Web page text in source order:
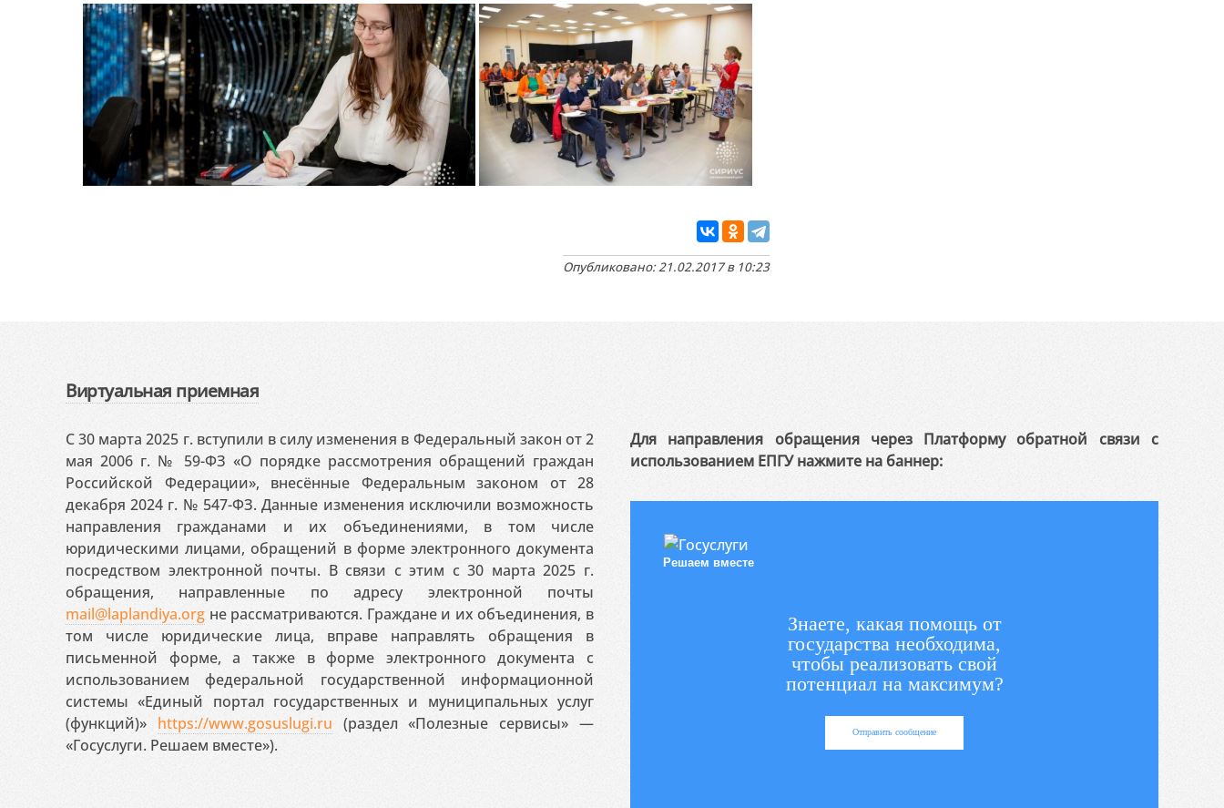
Опубликовано: 21.02.2017 в 10:23
Виртуальная приемная
С 30 марта 2025 г. вступили в силу изменения в Федеральный закон от 2
мая 2006 г. № 59-ФЗ «О порядке рассмотрения обращений граждан
Российской Федерации», внесённые Федеральным законом от 28
декабря 2024 г. № 547-ФЗ. Данные изменения исключили возможность
направления гражданами и их объединениями, в том числе
юридическими лицами, обращений в форме электронного документа
посредством электронной почты. В связи с этим с 30 марта 2025 г.
обращения, направленные по адресу электронной почты
mail@laplandiya.org не рассматриваются. Граждане и их объединения, в
том числе юридические лица, вправе направлять обращения в
письменной форме, а также в форме электронного документа с
использованием федеральной государственной информационной
системы «Единый портал государственных и муниципальных услуг
(функций)» https://www.gosuslugi.ru (раздел «Полезные сервисы» —
«Госуслуги. Решаем вместе»).
Для направления обращения через Платформу обратной связи с
использованием ЕПГУ нажмите на баннер:
Решаем вместе
Знаете, какая помощь от
государства необходима,
чтобы реализовать свой
потенциал на максимум?
Отправить сообщение